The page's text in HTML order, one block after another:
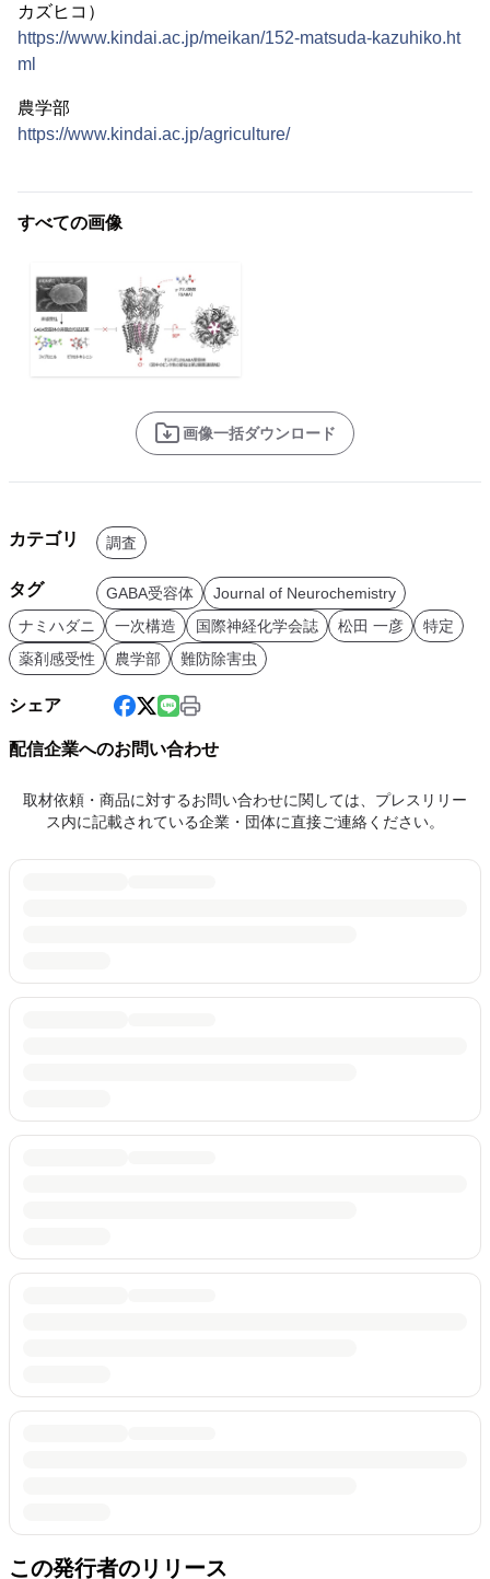
カズヒコ）
https://www.kindai.ac.jp/meikan/152-matsuda-kazuhiko.ht
ml
農学部
https://www.kindai.ac.jp/agriculture/
すべての画像
画像一括ダウンロード
カテゴリ 調査
タグ GABA受容体
Journal of Neurochemistry
ナミハダニ
一次構造 国際神経化学会誌 松田 一彦
特定
薬剤感受性
農学部 難防除害虫
シェア
配信企業へのお問い合わせ
取材依頼・商品に対するお問い合わせに関しては、プレスリリー
ス内に記載されている企業・団体に直接ご連絡ください。
この発行者のリリース